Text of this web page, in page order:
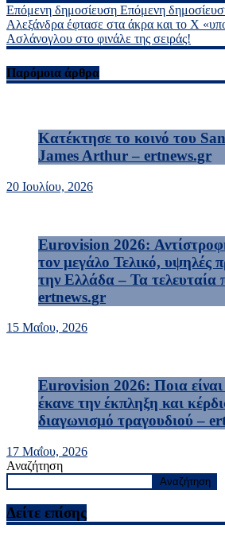
Επόμενη δημοσίευση Επόμενη
Αλεξάνδρα έφτασε στα άκρα και το Χ
Ασλάνογλου στο φινάλε της σειράς!
Παρόμοια άρθρα
Κατέκτησε το κοινό του
James Arthur – ertnews.gr
20 Ιουλίου, 2026
Eurovision 2026:
τον μεγάλο Τελικό, υψηλές
την Ελλάδα – Τα τελευταία
ertnews.gr
15 Μαΐου, 2026
Eurovision 2026: Ποια
έκανε την έκπληξη και
διαγωνισμό τραγουδιού –
17 Μαΐου, 2026
Αναζήτηση
Αναζήτηση
Δείτε επίσης